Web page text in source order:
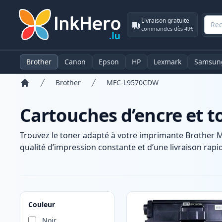
Livraison gratuite
commandes dès 49€
Brother Canon Epson HP Lexmark
Brother MFC-L9570CDW
Cartouches d’encre et
Trouvez le toner adapté à votre imprimante Brother
qualité d’impression constante et d’une livraison
Couleur
Produits